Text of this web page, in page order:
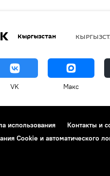
Кыргызстан
VK Макс
использования Контакты и
Cookie и автоматического